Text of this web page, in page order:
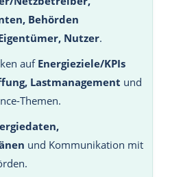
Behörden
Nutzer.
auf Energieziele/KPIs
Lastmanagement und
Themen.
und Kommunikation mit